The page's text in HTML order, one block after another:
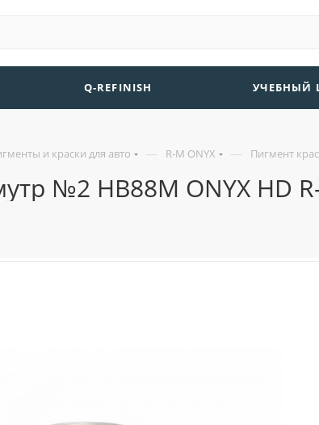
Q-REFINISH УЧЕБНЫЙ
и краски для авто — R-M ONYX — Пигмент
№2 HB88М ONYX HD